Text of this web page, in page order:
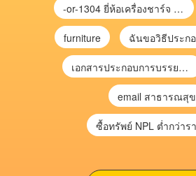
-or-1304 ยี่ห้อเครื่องชาร์จ chargecore
furniture
เอกสารประกอบการบรรยาย การประเมินความเสี่ยงเพื่อวางแผนการตรวจสอบ \
email สาธารณสุข